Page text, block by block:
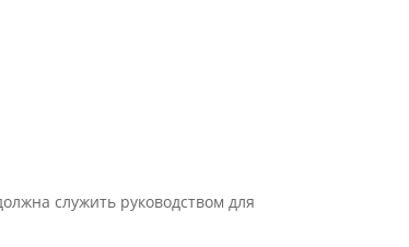
служить руководством для